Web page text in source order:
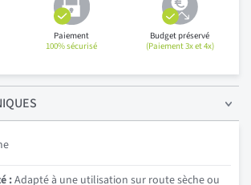
Paiement
100% sécurisé
Budget préservé
(Paiement 3x et 4x)
:Adapté à une utilisation sur route sèche ou